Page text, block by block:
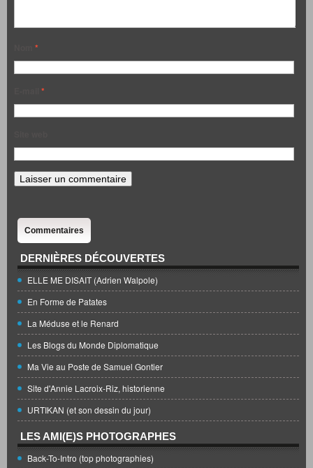
*
*
Commentaires
DERNIÈRES DÉCOUVERTES
ELLE ME DISAIT (Adrien Walpole)
En Forme de Patates
La Méduse et le Renard
Les Blogs du Monde Diplomatique
Ma Vie au Poste de Samuel Gontier
Site d'Annie Lacroix-Riz, historienne
URTIKAN (et son dessin du jour)
LES AMI(E)S PHOTOGRAPHES
Back-To-Intro (top photographies)